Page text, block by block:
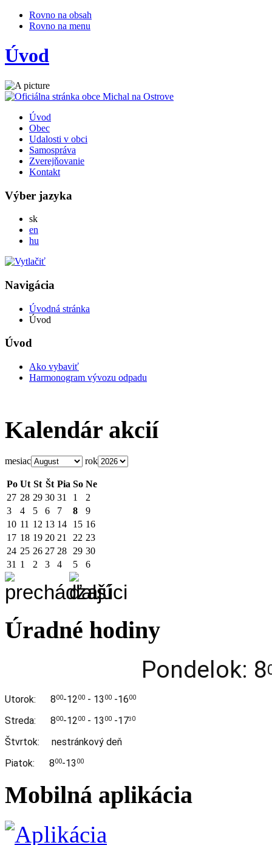
Rovno na obsah
Rovno na menu
Úvod
Úvod
Obec
Udalosti v obci
Samospráva
Zverejňovanie
Kontakt
Výber jazyka
skSlovensky
en
hu
Navigácia
Úvodná stránka
Úvod
Úvod
Ako vybaviť
Harmonogram vývozu odpadu
Kalendár akcií
mesiac rok
Po Ut St Št Pia So Ne
27 28 29 30 31 1
2
3
4 5 6 7 8
9
10 11 12 13 14 15 16
17 18 19 20 21 22 23
24 25 26 27 28 29 30
31 1 2 3 4 5 6
Úradné hodiny
Pondelok: 8
Utorok: 800-1200 - 13 00 -1600
Streda: 800-1200 - 13 00 -173 0
Štvrtok: nestránkový deň
Piatok: 800-13 00
Mobilná aplikácia